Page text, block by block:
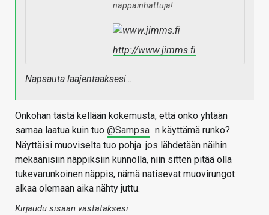
näppäinhattuja!
http://www.jimms.fi
Napsauta laajentaaksesi…
Onkohan tästä kellään kokemusta, että onko yhtään
samaa laatua kuin tuo @Sampsa n käyttämä runko?
Näyttäisi muoviselta tuo pohja. jos lähdetään näihin
mekaanisiin näppiksiin kunnolla, niin sitten pitää olla
tukevarunkoinen näppis, nämä natisevat muovirungot
alkaa olemaan aika nähty juttu.
Kirjaudu sisään vastataksesi